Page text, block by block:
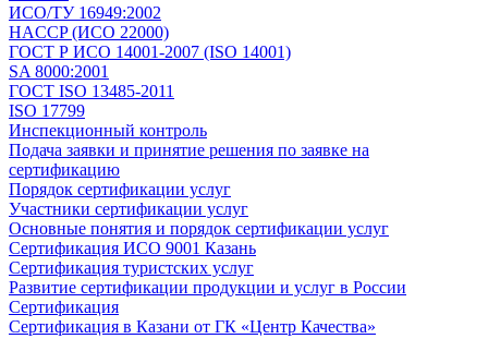
ИСО/ТУ 16949:2002
HACCP (ИСО 22000)
ГОСТ Р ИСО 14001-2007 (ISO 14001)
SA 8000:2001
ГОСТ ISO 13485-2011
ISO 17799
Инспекционный контроль
Подача заявки и принятие решения по заявке на
сертификацию
Порядок сертификации услуг
Участники сертификации услуг
Основные понятия и порядок сертификации услуг
Сертификация ИСО 9001 Казань
Сертификация туристских услуг
Развитие сертификации продукции и услуг в России
Сертификация
Сертификация в Казани от ГК «Центр Качества»